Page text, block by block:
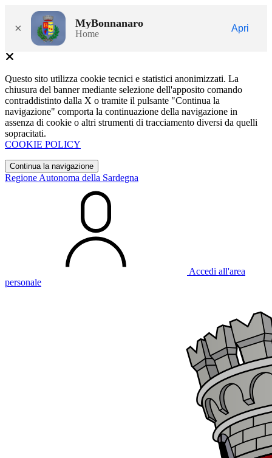
× MyBonnanaro
Home
Apri
Questo sito utilizza cookie tecnici e statistici anonimizzati. La
chiusura del banner mediante selezione dell'apposito comando
contraddistinto dalla X o tramite il pulsante "Continua la
navigazione" comporta la continuazione della navigazione in
assenza di cookie o altri strumenti di tracciamento diversi da quelli
sopracitati.
COOKIE POLICY
Continua la navigazione
Regione Autonoma della Sardegna
Accedi all'area
personale